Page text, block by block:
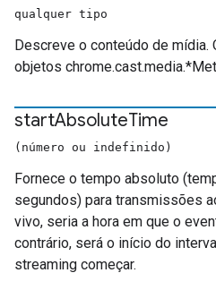
qualquer tipo
Descreve o conteúdo de mídia.
objetos
startAbsoluteTime
(número ou indefinido)
Fornece o tempo absoluto
segundos) para transmissões
vivo, seria a hora em que o
contrário, será o início do
streaming começar.